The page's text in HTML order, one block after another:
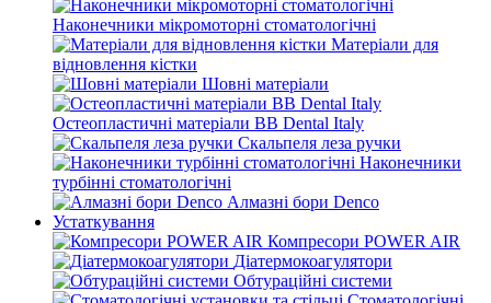
Наконечники мікромоторні стоматологічні
Матеріали для
відновлення кістки
Шовні матеріали
Остеопластичні матеріали BB Dental Italy
Скальпеля леза ручки
Наконечники
турбінні стоматологічні
Алмазні бори Denco
Устаткування
Компресори POWER AIR
Діатермокоагулятори
Обтураційні системи